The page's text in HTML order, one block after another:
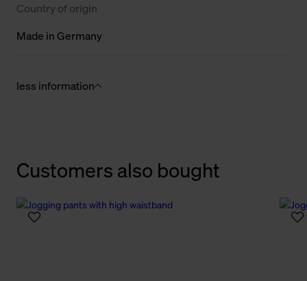
Country of origin
Made in Germany
less information
Customers also bought